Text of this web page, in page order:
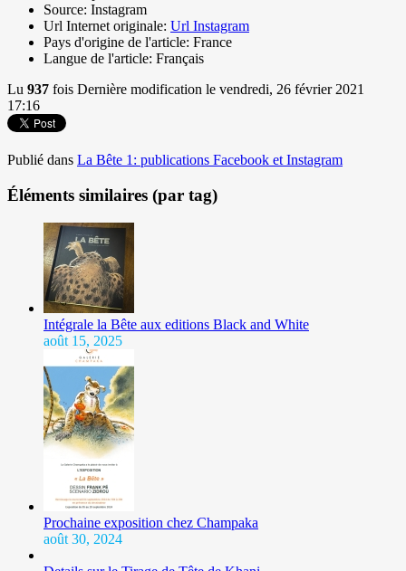
Source: Instagram
Url Internet originale: Url Instagram
Pays d'origine de l'article: France
Langue de l'article: Français
Lu 937 fois Dernière modification le vendredi, 26 février 2021
17:16
Publié dans La Bête 1: publications Facebook et Instagram
Éléments similaires (par tag)
Intégrale la Bête aux editions Black and White
août 15, 2025
Prochaine exposition chez Champaka
août 30, 2024